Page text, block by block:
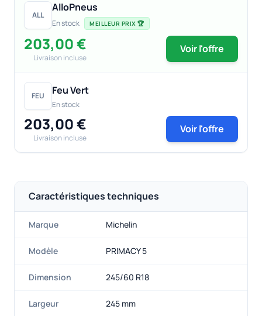
ALL
AlloPneus
En stock MEILLEUR PRIX 🏆
203,00 €
Livraison incluse
Voir l'offre
FEU Feu Vert
En stock
203,00 €
Livraison incluse
Voir l'offre
Caractéristiques techniques
Marque Michelin
Modèle PRIMACY 5
Dimension 245/60 R18
Largeur 245 mm